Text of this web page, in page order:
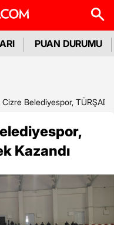
PUAN DURUMU
Cizre Belediyespor,
Kazandı